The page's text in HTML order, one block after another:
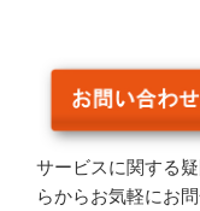
サービスに関する
らからお気軽にお